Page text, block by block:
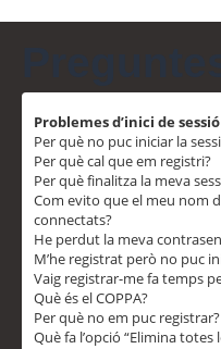
Problemes d’inici de
Per què no puc iniciar la
Per què cal que em registri?
Per què finalitza la meva
Com evito que el meu nom
connectats?
He perdut la meva
M’he registrat però no puc
Vaig registrar-me fa temps
Què és el COPPA?
Per què no em puc registrar?
Què fa l’opció “Elimina totes